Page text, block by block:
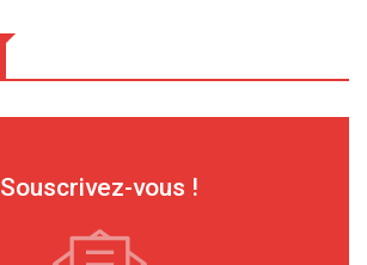
Souscrivez-vous !